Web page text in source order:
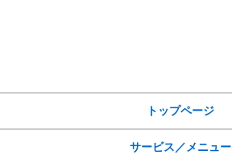
トップページ
サービス／メニュー